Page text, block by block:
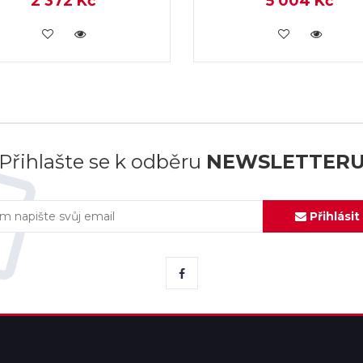
KOUPIT KOUPIT
Přihlašte se k odběru NEWSLETTERU
Přihlásit